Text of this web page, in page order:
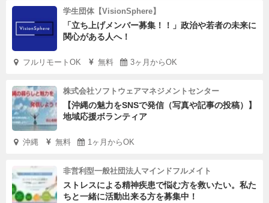
学生団体【VisionSphere】
「立ち上げメンバー募集！！」政治や若者の未来に
関心がある人へ！
フルリモートOK 無料 3ヶ月からOK
株式会社ソフトウェアマネジメントセンター
【沖縄の魅力をSNSで発信（写真や記事の投稿）】
地域応援ボランティア
沖縄 無料 1ヶ月からOK
非営利型一般社団法人マインドフルメイト
ストレスによる精神疾患で悩む方を救いたい。私た
ちと一緒に活動出来る方を募集中！